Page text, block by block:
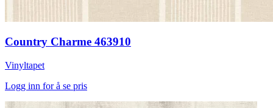
Country Charme 463910
Vinyltapet
Logg inn for å se pris